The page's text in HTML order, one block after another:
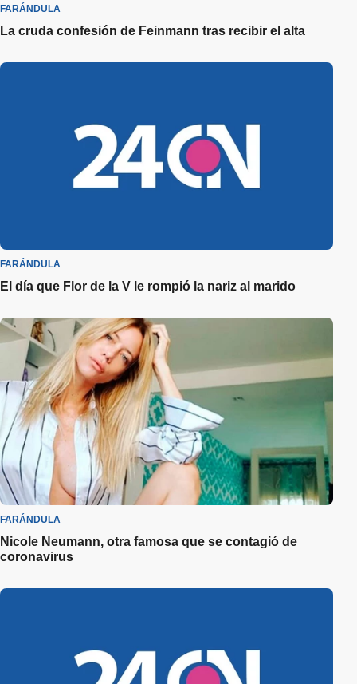
FARÁNDULA
La cruda confesión de Feinmann tras recibir el alta
FARÁNDULA
El día que Flor de la V le rompió la nariz al marido
FARÁNDULA
Nicole Neumann, otra famosa que se contagió de
coronavirus